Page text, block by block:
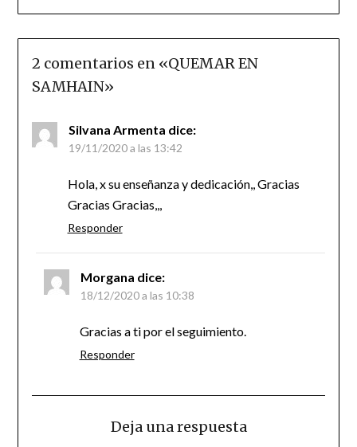
2 comentarios en «QUEMAR EN
SAMHAIN»
Silvana Armenta dice:
19/11/2020 a las 13:42
Hola, x su enseñanza y dedicación,, Gracias
Gracias Gracias,,,
Responder
Morgana dice:
18/12/2020 a las 10:38
Gracias a ti por el seguimiento.
Responder
Deja una respuesta